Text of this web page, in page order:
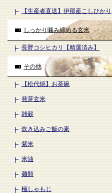
【生産者直送】伊那産こしひかり
しっかり噛み締める玄米
長野コシヒカリ【精選済み】
その他
【松代焼】お茶碗
発芽玄米
雑穀
炊き込みご飯の素
紫米
米油
麺類
極しゃもじ